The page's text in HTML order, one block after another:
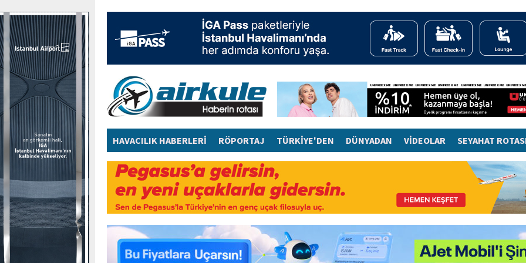
HAVACILIK HABERLERİ RÖPORTAJ TÜRKİYE'DEN DÜNYADAN VİDEOLAR SEYAHAT